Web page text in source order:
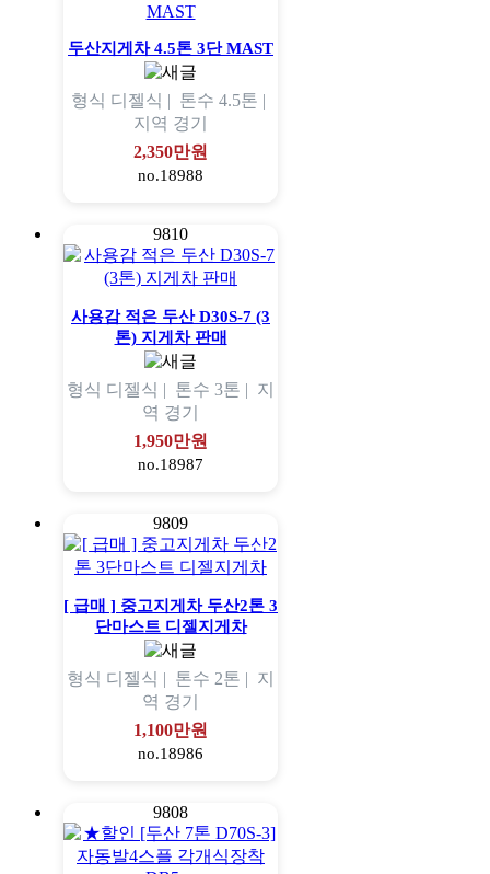
두산지게차 4.5톤 3단 MAST
형식 디젤식 | 톤수 4.5톤 |
지역 경기
2,350만원
no.18988
9810
사용감 적은 두산 D30S-7 (3
톤) 지게차 판매
형식 디젤식 | 톤수 3톤 | 지
역 경기
1,950만원
no.18987
9809
[ 급매 ] 중고지게차 두산2톤 3
단마스트 디젤지게차
형식 디젤식 | 톤수 2톤 | 지
역 경기
1,100만원
no.18986
9808